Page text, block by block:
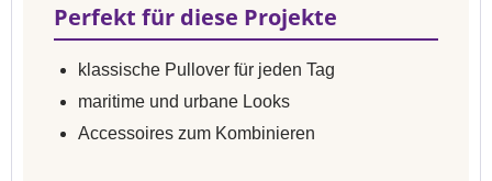
Perfekt für diese Projekte
klassische Pullover für jeden Tag
maritime und urbane Looks
Accessoires zum Kombinieren